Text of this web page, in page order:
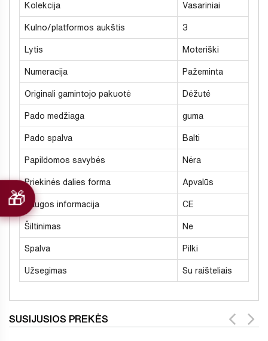
Kolekcija Vasariniai
Kulno/platformos aukštis 3
Lytis Moteriški
Numeracija Pažeminta
Originali gamintojo pakuotė Dėžutė
Pado medžiaga guma
Pado spalva Balti
Papildomos savybės Nėra
Priekinės dalies forma Apvalūs
Saugos informacija CE
Šiltinimas Ne
Spalva Pilki
Užsegimas Su raišteliais
SUSIJUSIOS PREKĖS